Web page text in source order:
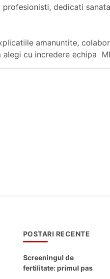
dedicati
amanuntite,
cu incredere echipa
POSTARI RECENTE
Screeningul de
fertilitate: primul pas